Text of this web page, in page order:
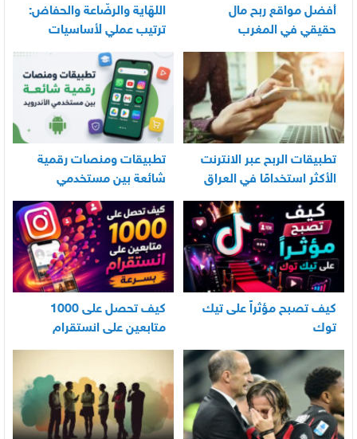
أفضل مواقع ربح مال
حقيقي في المغرب
اللهّاية والرضّاعة والحفاض:
ترتيب عملي لأساسيات
العناية اليومية بالرضيع
تطبيقات الربح عبر الانترنت
الأكثر استخدامًا في العراق
تطبيقات ومنصات رقمية
شائعة بين مستخدمي
الأندرويد
كيف تصبح مؤثراً على تيك
توك
كيف تحصل على 1000
متابعين على انستقرام
بسرعة